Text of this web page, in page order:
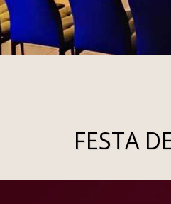
FESTA